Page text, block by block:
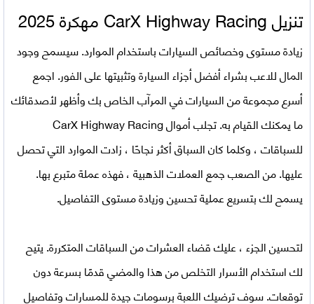
تنزيلCarX Highway Racing مهكرة 2025
زيادة مستوى وخصائص السيارات باستخدام الموارد. سيسمح وجود
المال للاعب بشراء أفضل أجزاء السيارة وتثبيتها على الفور. اجمع
أسرع مجموعة من السيارات في المرآب الخاص بك وأظهر لأصدقائك
ما يمكنك القيام به. تجلب أموال CarX Highway Racing
للسباقات ، وكلما كان السباق أكثر نجاحًا ، زادت الموارد التي تحصل
عليها. من الصعب جمع العملات الذهبية ، فهذه عملة متبرع بها.
يسمح لك بتسريع عملية تحسين وزيادة مستوى التفاصيل.
لتحسين الجزء ، عليك قضاء العشرات من السباقات المتكررة. يتيح
لك استخدام الأسرار التخلص من هذا والمضي قدمًا بسرعة دون
توقعات. سوف ترضيك اللعبة برسومات جيدة للمسارات وتفاصيل